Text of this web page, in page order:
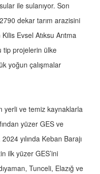
ile sulanıyor. Son
dekar tarım arazisini
Evsel Atıksu Arıtma
tip projelerin ülke
yoğun çalışmalar
yerli ve temiz kaynaklarla
yüzer GES ve
yılında Keban Barajı
ilk yüzer GES’ini
Tunceli, Elazığ ve